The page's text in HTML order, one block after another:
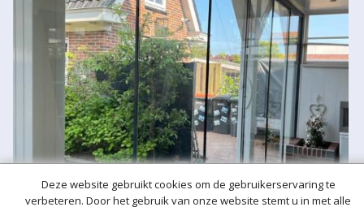
Deze website gebruikt cookies om de gebruikerservaring te
verbeteren. Door het gebruik van onze website stemt u in met alle